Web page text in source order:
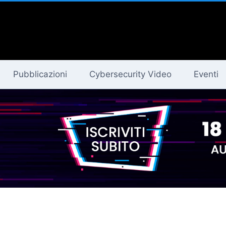
Pubblicazioni Cybersecurity Video Eventi